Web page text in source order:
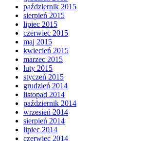
październik 2015
sierpień 2015
lipiec 2015
czerwiec 2015
maj 2015
kwiecień 2015
marzec 2015
luty 2015
styczeń 2015
grudzień 2014
listopad 2014
październik 2014
wrzesień 2014
sierpień 2014
lipiec 2014
czerwiec 2014